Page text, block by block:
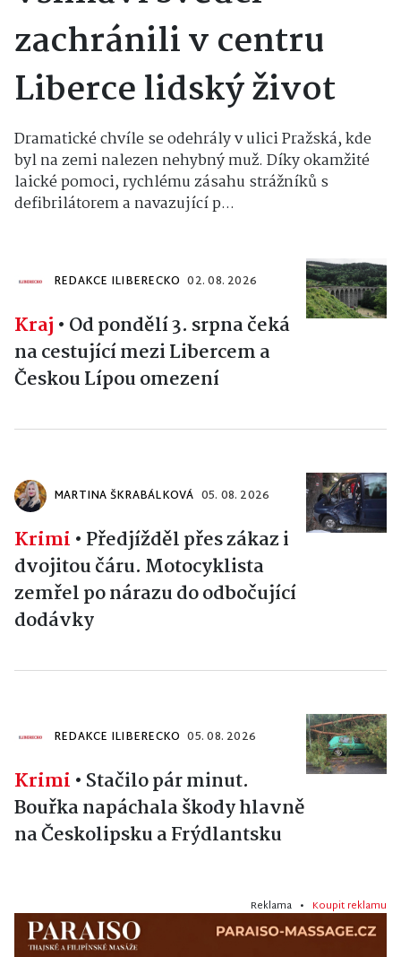
zachránili v centru
Liberce lidský život
Dramatické chvíle se odehrály v ulici Pražská, kde
byl na zemi nalezen nehybný muž. Díky okamžité
laické pomoci, rychlému zásahu strážníků s
defibrilátorem a navazující p...
REDAKCE ILIBERECKO 02. 08. 2026
Kraj • Od pondělí 3. srpna čeká
na cestující mezi Libercem a
Českou Lípou omezení
MARTINA ŠKRABÁLKOVÁ 05. 08. 2026
Krimi • Předjížděl přes zákaz i
dvojitou čáru. Motocyklista
zemřel po nárazu do odbočující
dodávky
REDAKCE ILIBERECKO 05. 08. 2026
Krimi • Stačilo pár minut.
Bouřka napáchala škody hlavně
na Českolipsku a Frýdlantsku
Reklama • Koupit reklamu